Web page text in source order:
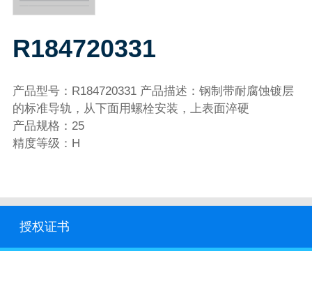
R184720331
产品型号：R184720331 产品描述：钢制带耐腐蚀镀层
的标准导轨，从下面用螺栓安装，上表面淬硬
产品规格：25
精度等级：H
授权证书